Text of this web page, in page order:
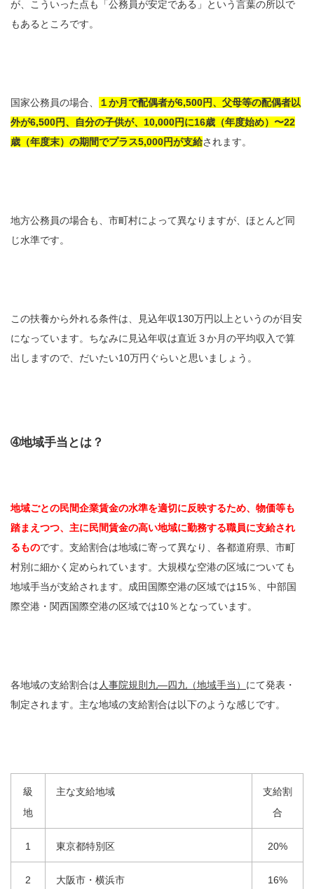
が、こういった点も「公務員が安定である」という言葉の所以で
もあるところです。
国家公務員の場合、
１か月で配偶者が6,500円、父母等の配偶者以
外が6,500円、自分の子供が、10,000円に16歳（年度始め）〜22
歳（年度末）の期間でプラス5,000円が支給されます。
地方公務員の場合も、市町村によって異なりますが、ほとんど同
じ水準です。
この扶養から外れる条件は、見込年収130万円以上というのが目安
になっています。ちなみに見込年収は直近３か月の平均収入で算
出しますので、だいたい10万円ぐらいと思いましょう。
➃地域手当とは？
地域ごとの民間企業賃金の水準を適切に反映するため、物価等も
踏まえつつ、主に民間賃金の高い地域に勤務する職員に支給され
るものです。支給割合は地域に寄って異なり、各都道府県、市町
村別に細かく定められています。大規模な空港の区域についても
地域手当が支給されます。成田国際空港の区域では15％、中部国
際空港・関西国際空港の区域では10％となっています。
各地域の支給割合は人事院規則九―四九（地域手当） にて発表・
制定されます。主な地域の支給割合は以下のような感じです。
級
地
主な支給地域
支給割
合
1 東京都特別区 20%
2 大阪市・横浜市 16%